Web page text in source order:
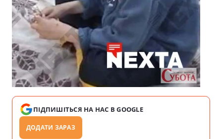
ПІДПИШІТЬСЯ НА НАС В GOOGLE
ДОДАТИ ЗАРАЗ